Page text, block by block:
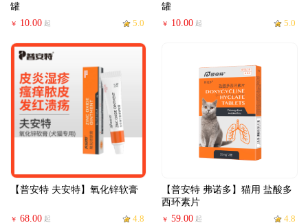
罐
￥ 10.00 起 5.0
罐
￥ 10.00 起 5.0
【普安特 夫安特】氧化锌软膏
￥ 68.00 起 4.8
【普安特 弗诺多】猫用 盐酸多
西环素片
￥ 59.00 起 4.8